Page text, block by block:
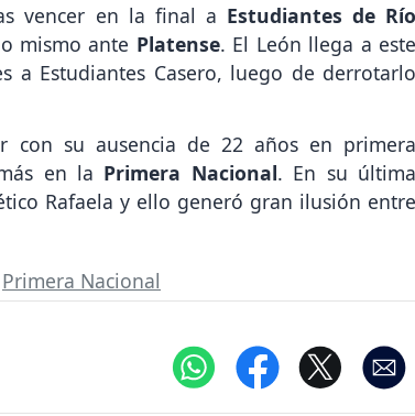
vencer en la final a Estudiantes de Río
mismo ante Platense. El León llega a este
a Estudiantes Casero, luego de derrotarlo
con su ausencia de 22 años en primera
en la Primera Nacional. En su última
Rafaela y ello generó gran ilusión entre
Primera Nacional